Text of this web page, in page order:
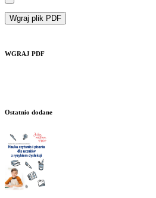
Wgraj plik PDF
WGRAJ PDF
Ostatnio dodane